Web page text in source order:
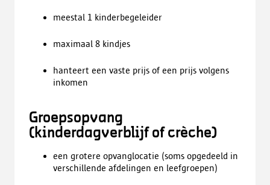
meestal 1 kinderbegeleider
maximaal 8 kindjes
hanteert een vaste prijs of een prijs volgens
inkomen
Groepsopvang
(kinderdagverblijf of crèche)
een grotere opvanglocatie (soms opgedeeld in
verschillende afdelingen en leefgroepen)